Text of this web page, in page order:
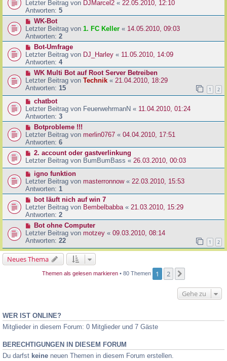
Letzter Beitrag von DJMarcel2 « 22.05.2010, 12:10
Antworten: 5
WK-Bot
Letzter Beitrag von 1. FC Keller « 14.05.2010, 09:03
Antworten: 2
Bot-Umfrage
Letzter Beitrag von DJ_Harley « 11.05.2010, 14:09
Antworten: 4
WK Multi Bot auf Root Server Betreiben
Letzter Beitrag von Technik « 21.04.2010, 18:29
Antworten: 15 1 2
chatbot
Letzter Beitrag von FeuerwehrmanN « 11.04.2010, 01:24
Antworten: 3
Botprobleme !!!
Letzter Beitrag von merlin0767 « 04.04.2010, 17:51
Antworten: 6
2. account oder gastverlinkung
Letzter Beitrag von BumBumBass « 26.03.2010, 00:03
igno funktion
Letzter Beitrag von masterronnow« 22.03.2010, 15:53
Antworten: 1
bot läuft nich auf win 7
Letzter Beitrag von Bembelbabba « 21.03.2010, 15:29
Antworten: 2
Bot ohne Computer
Letzter Beitrag von motzey « 09.03.2010, 08:14
Antworten: 22 1 2
Neues Thema
Themen als gelesen markieren • 80 Themen 1 2
Gehe zu
WER IST ONLINE?
Mitglieder in diesem Forum: 0 Mitglieder und 7 Gäste
BERECHTIGUNGEN IN DIESEM FORUM
Du darfst keine neuen Themen in diesem Forum erstellen.